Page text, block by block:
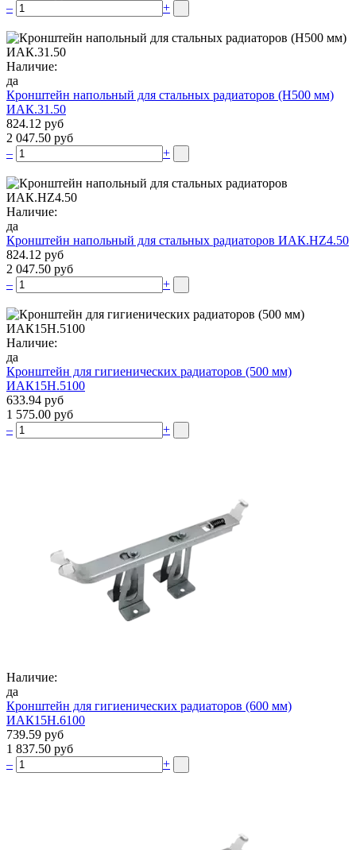
–
+
Наличие:
да
Кронштейн напольный для стальных радиаторов (Н500 мм)
ИАК.31.50
824.12 руб
2 047.50 руб
–
+
Наличие:
да
Кронштейн напольный для стальных радиаторов ИАК.НZ4.50
824.12 руб
2 047.50 руб
–
+
Наличие:
да
Кронштейн для гигиенических радиаторов (500 мм)
ИАК15Н.5100
633.94 руб
1 575.00 руб
–
+
Наличие:
да
Кронштейн для гигиенических радиаторов (600 мм)
ИАК15Н.6100
739.59 руб
1 837.50 руб
–
+